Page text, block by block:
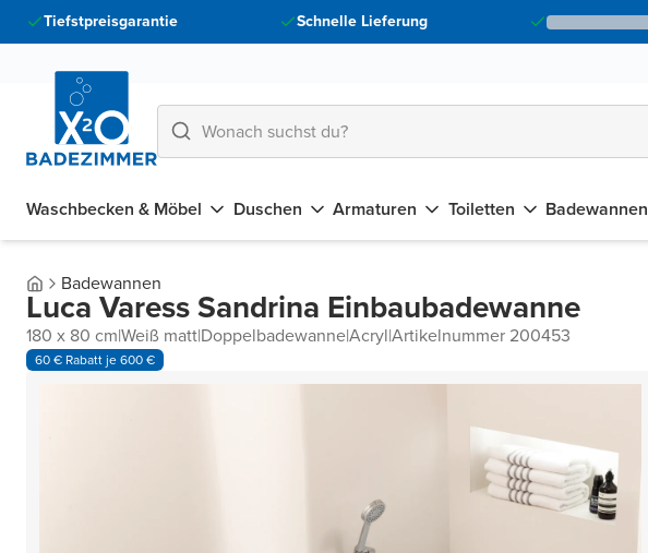
Tiefstpreisgarantie Schnelle Lieferung
Waschbecken & Möbel Duschen Armaturen Toiletten Badewannen
Badewannen
Luca Varess Sandrina Einbaubadewanne
180 x 80 cm|Weiß matt|Doppelbadewanne|Acryl|Artikelnummer 200453
60 € Rabatt je 600 €